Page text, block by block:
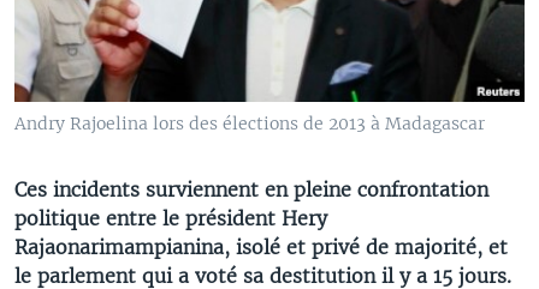
Andry Rajoelina lors des élections de 2013 à Madagascar
Ces incidents surviennent en pleine confrontation
politique entre le président Hery
Rajaonarimampianina, isolé et privé de majorité, et
le parlement qui a voté sa destitution il y a 15 jours.